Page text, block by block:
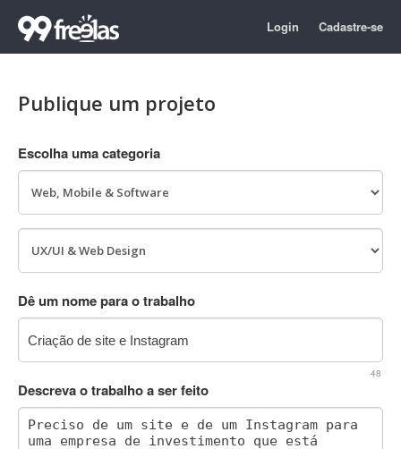
Login Cadastre-se
Publique um projeto
Escolha uma categoria
Dê um nome para o trabalho
48
Descreva o trabalho a ser feito